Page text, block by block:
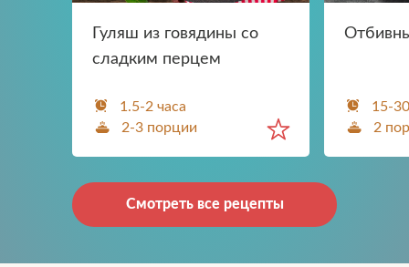
Гуляш из говядины со
сладким перцем
1.5-2 часа
2-3 порции
15-
2
Смотреть все рецепты